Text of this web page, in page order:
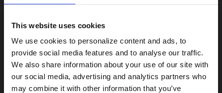
This website uses cookies
We use cookies to personalize content and ads, to
provide social media features and to analyse our traffic.
We also share information about your use of our site with
our social media, advertising and analytics partners who
may combine it with other information that you’ve
Visiting from the United States?
For a better experience, please visit our: